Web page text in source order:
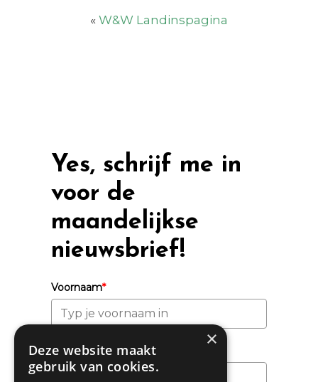
« W&W Landinspagina
Yes, schrijf me in
voor de
maandelijkse
nieuwsbrief!
Voornaam*
Achternaam
×
Deze website maakt
gebruik van cookies.